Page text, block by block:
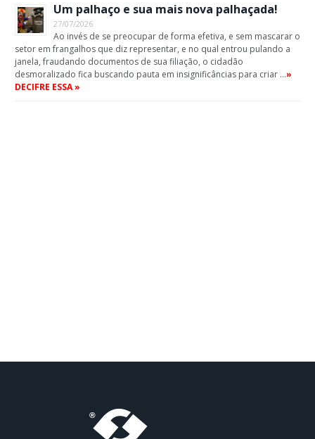
Um palhaço e sua mais nova palhaçada!
27/07/2026
Ao invés de se preocupar de forma efetiva, e sem mascarar o
setor em frangalhos que diz representar, e no qual entrou pulando a
janela, fraudando documentos de sua filiação, o cidadão
desmoralizado fica buscando pauta em insignificâncias para criar …»
DECIFRE ESSA »